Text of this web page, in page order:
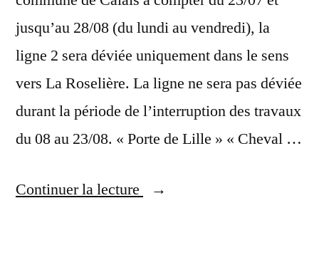
jusqu’au 28/08 (du lundi au vendredi), la
ligne 2 sera déviée uniquement dans le sens
vers La Roselière. La ligne ne sera pas déviée
durant la période de l’interruption des travaux
du 08 au 23/08. « Porte de Lille » « Cheval …
Continuer la lecture
« Perturbations